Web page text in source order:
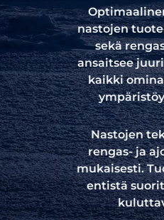
nastojen
sekä
ansaitsee
kaikki
Nastojen
rengas- ja
mukaisesti.
entistä